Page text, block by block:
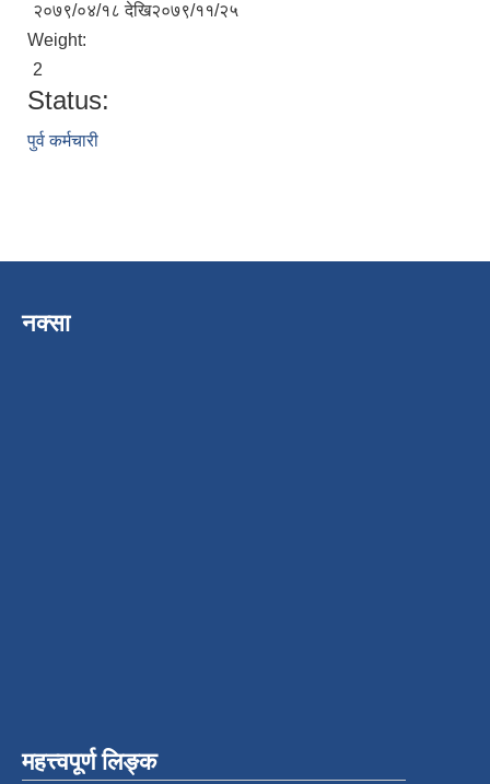
२०७९/०४/१८ देखि२०७९/११/२५
Weight:
2
Status:
पुर्व कर्मचारी
नक्सा
महत्त्वपूर्ण लिङ्क